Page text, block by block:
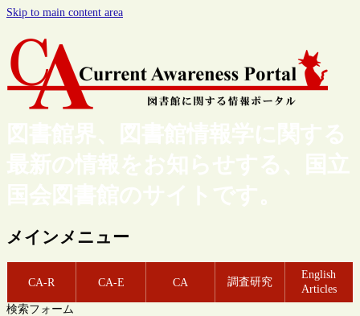
Skip to main content area
図書館界、図書館情報学に関する
最新の情報をお知らせする、国立
国会図書館のサイトです。
メインメニュー
CA-R CA-E CA 調査研究
English
Articles
検索フォーム